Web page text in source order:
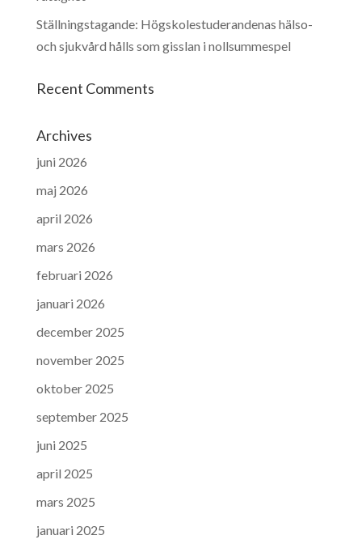
Ställningstagande: Högskolestuderandenas hälso-
och sjukvård hålls som gisslan i nollsummespel
Recent Comments
Archives
juni 2026
maj 2026
april 2026
mars 2026
februari 2026
januari 2026
december 2025
november 2025
oktober 2025
september 2025
juni 2025
april 2025
mars 2025
januari 2025